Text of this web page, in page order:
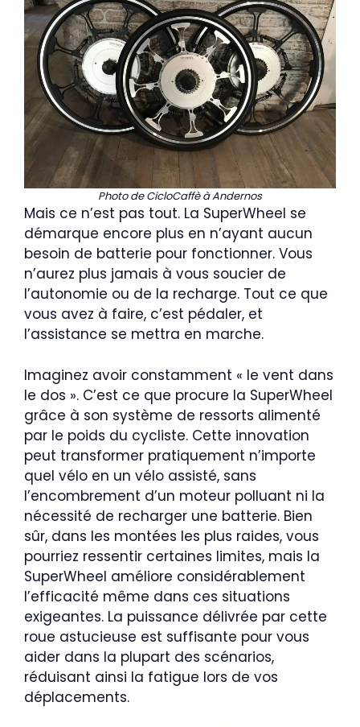
Photo de CicloCaffè à Andernos
Mais ce n’est pas tout. La SuperWheel se
démarque encore plus en n’ayant aucun
besoin de batterie pour fonctionner. Vous
n’aurez plus jamais à vous soucier de
l’autonomie ou de la recharge. Tout ce que
vous avez à faire, c’est pédaler, et
l’assistance se mettra en marche.
Imaginez avoir constamment « le vent dans
le dos ». C’est ce que procure la SuperWheel
grâce à son système de ressorts alimenté
par le poids du cycliste. Cette innovation
peut transformer pratiquement n’importe
quel vélo en un vélo assisté, sans
l’encombrement d’un moteur polluant ni la
nécessité de recharger une batterie. Bien
sûr, dans les montées les plus raides, vous
pourriez ressentir certaines limites, mais la
SuperWheel améliore considérablement
l’efficacité même dans ces situations
exigeantes. La puissance délivrée par cette
roue astucieuse est suffisante pour vous
aider dans la plupart des scénarios,
réduisant ainsi la fatigue lors de vos
déplacements.